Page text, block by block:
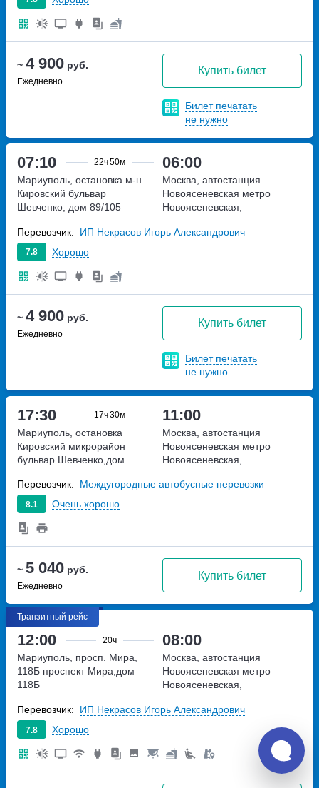
~ 4 900 руб.
Ежедневно
Купить билет
Билет печатать
не нужно
07:10 22ч50м 06:00
~ 4 900 руб.
Ежедневно
Купить билет
Билет печатать
не нужно
Мариуполь, остановка м-н
Кировский бульвар
Шевченко, дом 89/105
Москва, автостанция
Новоясеневская метро
Новоясеневская,
владение 4
7.8 Хорошо
Перевозчик: ИП Некрасов Игорь Александрович
17:30 17ч30м 11:00
~ 5 040 руб.
Ежедневно
Купить билет
Мариуполь, остановка
Кировский микрорайон
бульвар Шевченко,дом
Москва, автостанция
Новоясеневская метро
Новоясеневская,
владение 4
8.1 Очень хорошо
Перевозчик: Междугородные автобусные перевозки
Транзитный рейс
12:00 20ч 08:00
Мариуполь, просп. Мира,
118Б проспект Мира,дом
118Б
Москва, автостанция
Новоясеневская метро
Новоясеневская,
владение 4
7.8 Хорошо
Перевозчик: ИП Некрасов Игорь Александрович